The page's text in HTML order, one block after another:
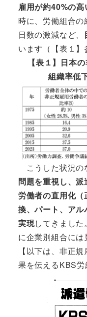
雇用が約40%の高
時に、労働組合
日数の激減など、
います（【表１】
【表１】日本の
組織率低
こうした状況の
問題を重視し、
労働者の直用化
換、パート、ア
実現してきました
に企業別組合には
【以下は、非正
果を伝えるKBS労